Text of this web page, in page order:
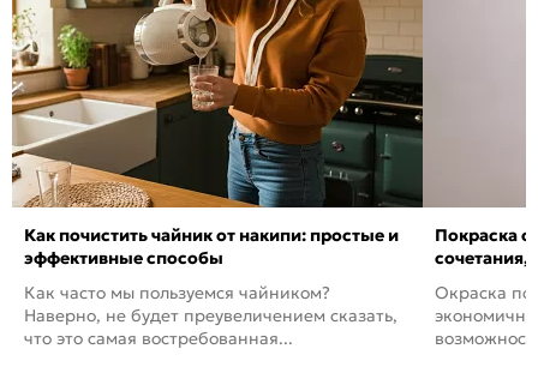
Как почистить чайник от накипи: простые и
эффективные способы
Как часто мы пользуемся чайником?
Наверно, не будет преувеличением сказать,
что это самая востребованная...
Покраска
сочетания,
Окраска